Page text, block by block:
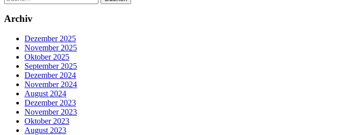
Archiv
Dezember 2025
November 2025
Oktober 2025
September 2025
Dezember 2024
November 2024
August 2024
Dezember 2023
November 2023
Oktober 2023
August 2023